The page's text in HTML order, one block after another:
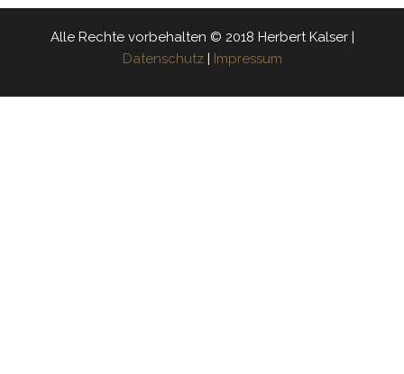
Alle Rechte vorbehalten © 2018 Herbert Kalser |
Datenschutz| Impressum